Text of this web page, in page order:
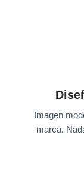
Imagen
marca.